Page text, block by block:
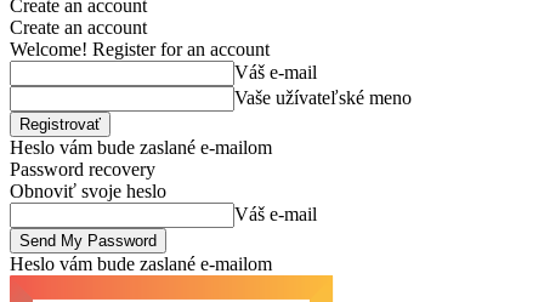
Create an account
Create an account
Welcome! Register for an account
Váš e-mail
Vaše užívateľské meno
Heslo vám bude zaslané e-mailom
Password recovery
Obnoviť svoje heslo
Váš e-mail
Heslo vám bude zaslané e-mailom